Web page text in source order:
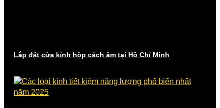
Lắp đặt cửa kính hộp cách âm tại Hồ Chí Minh